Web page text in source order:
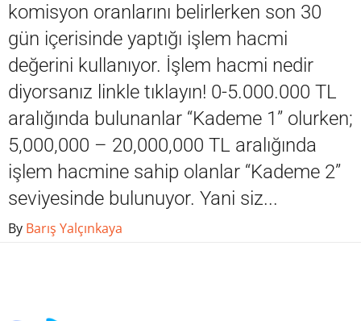
komisyon oranlarını belirlerken son 30
gün içerisinde yaptığı işlem hacmi
değerini kullanıyor. İşlem hacmi nedir
diyorsanız linkle tıklayın! 0-5.000.000 TL
aralığında bulunanlar “Kademe 1” olurken;
5,000,000 – 20,000,000 TL aralığında
işlem hacmine sahip olanlar “Kademe 2”
seviyesinde bulunuyor. Yani siz...
By Barış Yalçınkaya